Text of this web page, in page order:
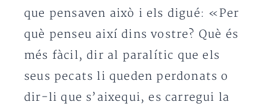
que pensaven això i els digué: «Per
què penseu així dins vostre? Què és
més fàcil, dir al paralític que els
seus pecats li queden perdonats o
dir-li que s’aixequi, es carregui la